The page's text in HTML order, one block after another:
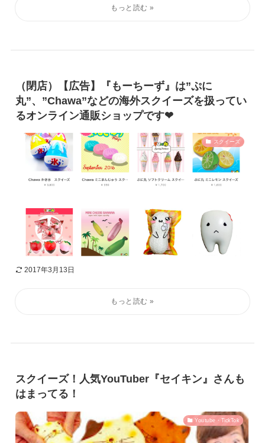
（閉店）【広告】『もーちーず』は”ぷに
丸”、”Chawa”などの海外スクイーズを扱ってい
るオンライン通販ショップです❤︎
スクイーズ
2017年3月13日
スクイーズ！人気YouTuber『セイキン』さんも
はまってる！
Youtube・TickTok